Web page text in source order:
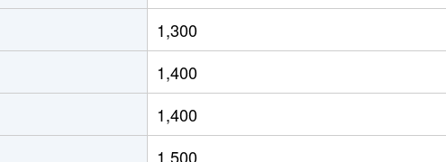
1,300
1,400
1,400
1,500